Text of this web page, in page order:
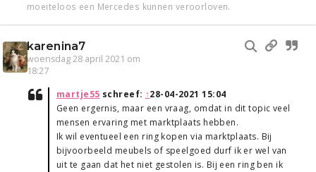
moeiteloos een Mercedes kunnen veroorloven.
karenina7
woensdag 28 april 2021 om
18:27
martje55 schreef: ↑28-04-2021 15:04
Geen ergernis, maar een vraag, omdat in dit topic veel
mensen ervaring met marktplaats hebben.
Ik wil eventueel een ring kopen via marktplaats. Bij
bijvoorbeeld meubels of speelgoed durf ik er wel van
uit te gaan dat het niet gestolen is. Bij een ring ben ik